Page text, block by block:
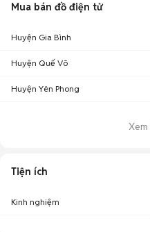
Mua bán đồ điện tử
Huyện Gia Bình
Huyện Quế Võ
Huyện Yên Phong
Tiện ích
Kinh nghiệm